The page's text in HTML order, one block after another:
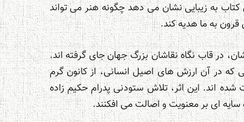
به زیبایی نشان می دهد چگونه هنر می تواند
به ما هدیه کند.
در قاب نگاه نقاشان بزرگ جهان جای گرفته اند.
که در آن ارزش های اصیل انسانی، از کانون گرم
شده اند. این اثر، تلاش ستودنی پدرام حکیم زاده
ای بر معنویت و اصالت می افکنند.